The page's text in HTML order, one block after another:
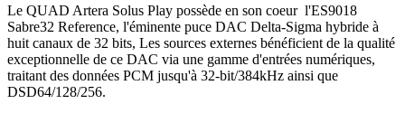
Le QUAD Artera Solus Play possède en son coeur l'ES9018
Sabre32 Reference, l'éminente puce DAC Delta-Sigma hybride à
huit canaux de 32 bits, Les sources externes bénéficient de la qualité
exceptionnelle de ce DAC via une gamme d'entrées numériques,
traitant des données PCM jusqu'à 32-bit/384kHz ainsi que
DSD64/128/256.